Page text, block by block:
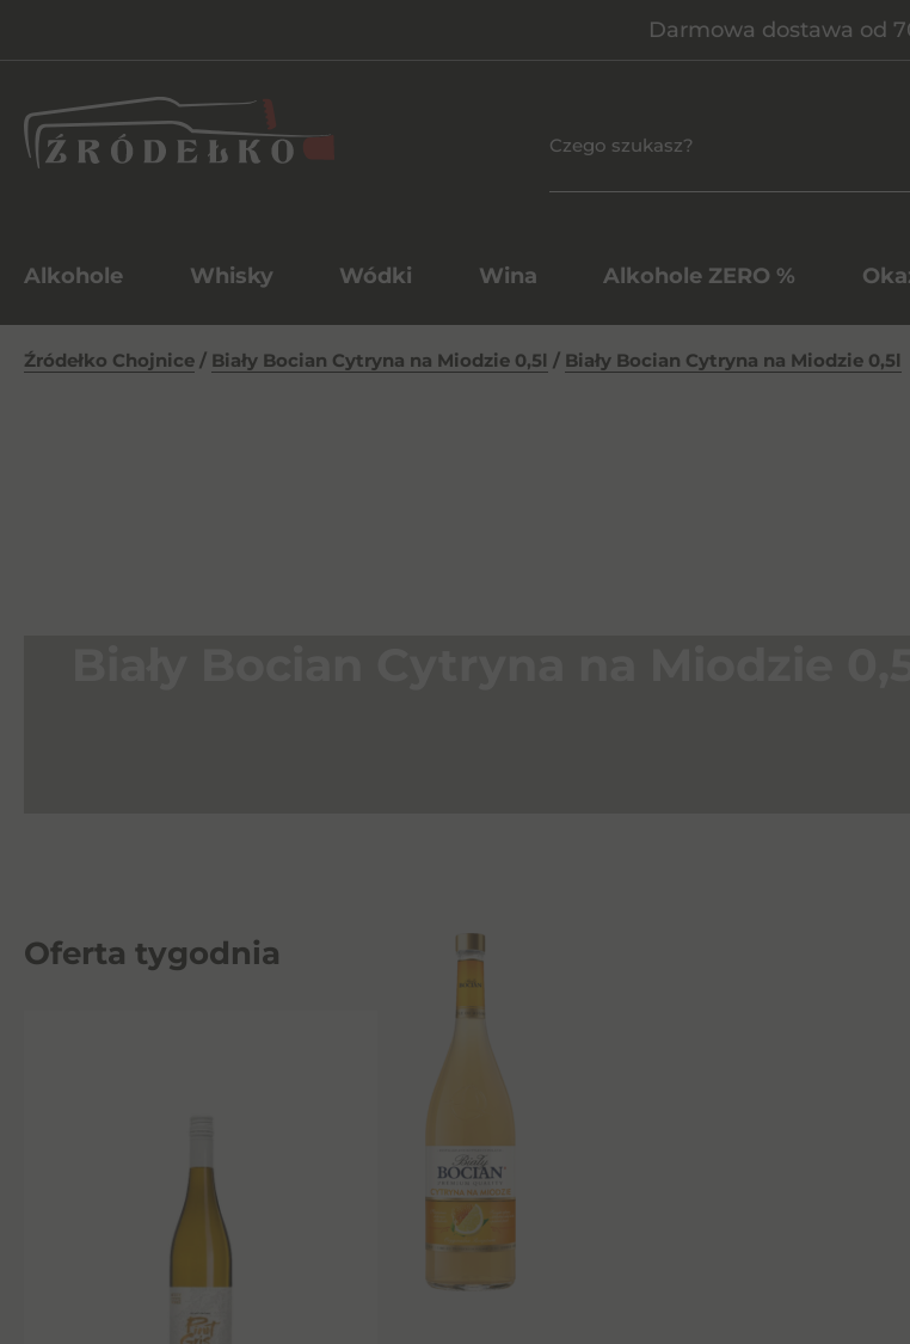
Darmowa dostawa od
Alkohole Whisky Wódki Wina Alkohole ZERO %
Źródełko Chojnice / Biały Bocian Cytryna na Miodzie 0,5l / Biały Bocian Cytryna na Miodzie 0,5l
Oferta tygodnia